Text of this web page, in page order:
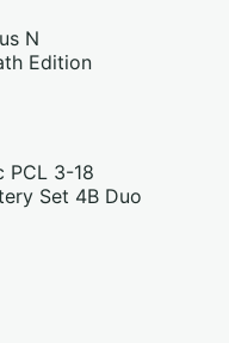
N
Edition
PCL 3-18
Set 4B Duo